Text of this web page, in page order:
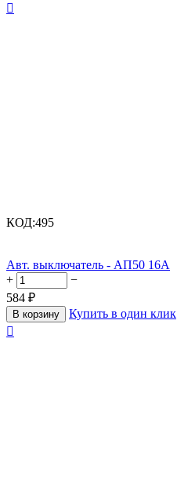

КОД:495
Авт. выключатель - АП50 16А
+
−
584 ₽
В корзину
Купить в один клик
